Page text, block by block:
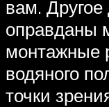
вам. Другое
оправданы
монтажные
водяного
точки